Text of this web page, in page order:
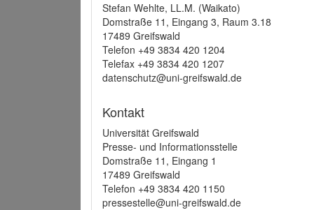
Stefan Wehlte, LL.M. (Waikato)
Domstraße 11, Eingang 3, Raum 3.18
17489 Greifswald
Telefon +49 3834 420 1204
Telefax +49 3834 420 1207
datenschutz@uni-greifswald.de
Kontakt
Universität Greifswald
Presse- und Informationsstelle
Domstraße 11, Eingang 1
17489 Greifswald
Telefon +49 3834 420 1150
pressestelle@uni-greifswald.de